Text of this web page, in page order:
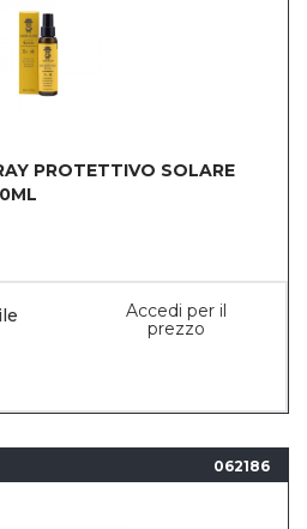
PROTETTIVO SOLARE
Accedi per il
prezzo
062186